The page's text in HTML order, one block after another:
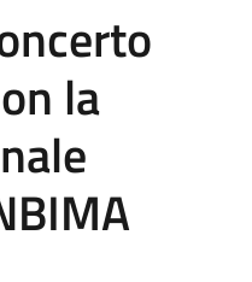
la